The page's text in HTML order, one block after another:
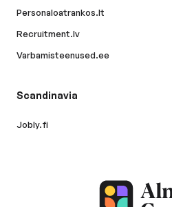
Personaloatrankos.lt
Recruitment.lv
Varbamisteenused.ee
Scandinavia
Jobly.fi